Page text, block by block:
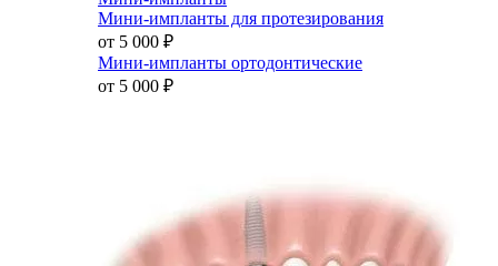
Мини-импланты для протезирования
от 5 000 ₽
Мини-импланты ортодонтические
от 5 000 ₽